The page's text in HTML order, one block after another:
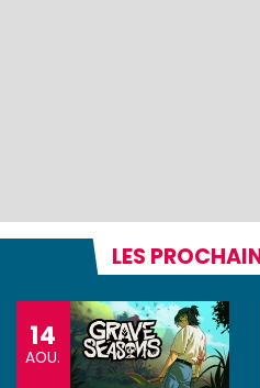
LES
14
AOU.